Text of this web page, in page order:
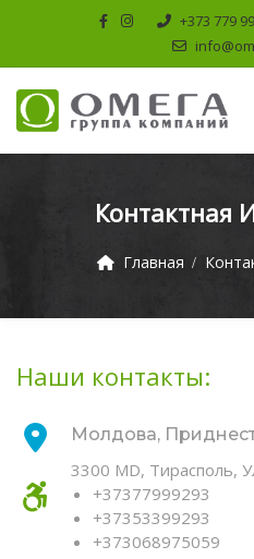
+373 779
Контактная
Главная
Наши контакты:
Молдова,
3300 MD, Тирасполь,
+37377999293
+37353399293
+373068975059